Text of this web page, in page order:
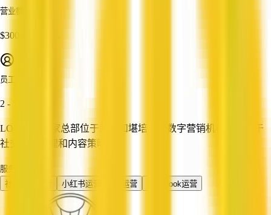
营业额
$300K - $500K
员工人数
2 - 10
LOC'X 是一家总部位于悉尼和堪培拉的数字营销机构，专注于
社交媒体管理和内容策略。
服务
社交媒体运营
小红书运营 Ins运营 Facebook运营